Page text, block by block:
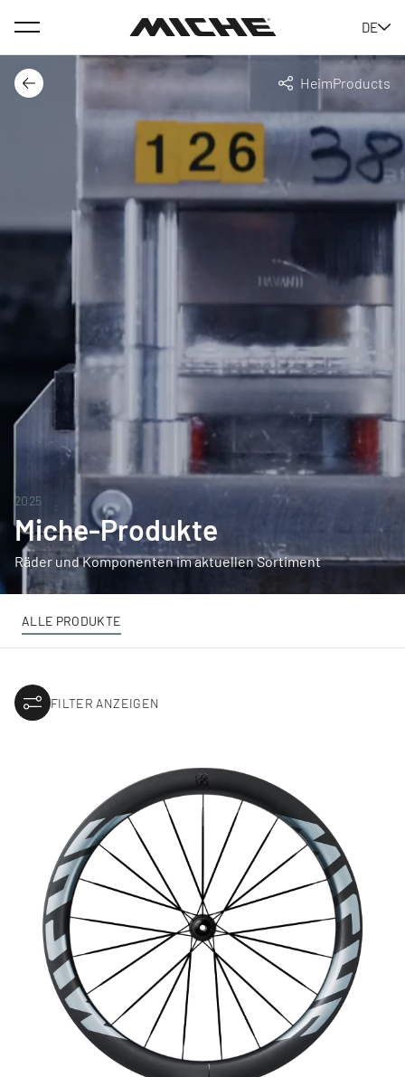
Menü
DE
Der Rücken
HeimProducts
Teilen
2025
Miche-Produkte
Räder und Komponenten im aktuellen Sortiment
ALLE PRODUKTE
FILTER ANZEIGEN